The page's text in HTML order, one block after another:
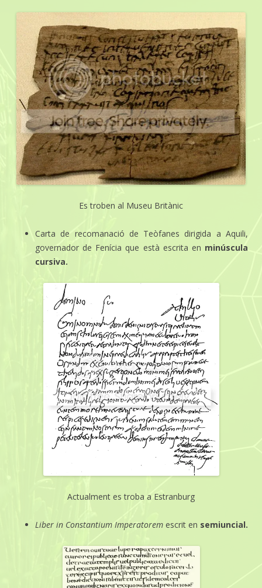
Es troben al Museu Britànic
Carta de recomanació de Teòfanes dirigida a Aquili,
governador de Fenícia que està escrita en minúscula
cursiva.
Actualment es troba a Estranburg
Liber in Constantium Imperatorem escrit en semiuncial.